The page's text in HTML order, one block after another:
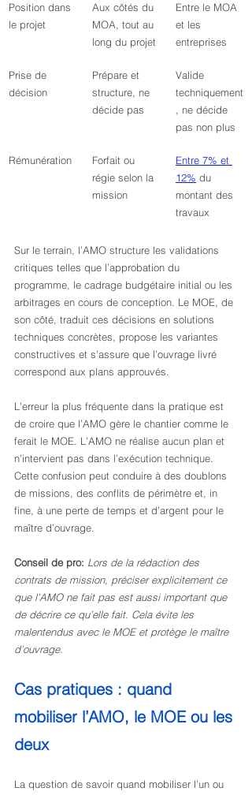
Position dans
le projet
Aux côtés du
MOA, tout au
long du projet
Entre le MOA
et les
entreprises
Prise de
décision
Prépare et
structure, ne
décide pas
Valide
techniquement
, ne décide
pas non plus
Rémunération
Forfait ou
régie selon la
mission
Entre 7% et
12% du
montant des
travaux
Sur le terrain, l’AMO structure les validations
critiques telles que l’approbation du
programme, le cadrage budgétaire initial ou les
arbitrages en cours de conception. Le MOE, de
son côté, traduit ces décisions en solutions
techniques concrètes, propose les variantes
constructives et s’assure que l’ouvrage livré
correspond aux plans approuvés.
L’erreur la plus fréquente dans la pratique est
de croire que l’AMO gère le chantier comme le
ferait le MOE. L’AMO ne réalise aucun plan et
n’intervient pas dans l’exécution technique.
Cette confusion peut conduire à des doublons
de missions, des conflits de périmètre et, in
fine, à une perte de temps et d’argent pour le
maître d’ouvrage.
Conseil de pro: Lors de la rédaction des
contrats de mission, préciser explicitement ce
que l’AMO ne fait pas est aussi important que
de décrire ce qu’elle fait. Cela évite les
malentendus avec le MOE et protège le maître
d’ouvrage.
Cas pratiques : quand
mobiliser l’AMO, le MOE ou les
deux
La question de savoir quand mobiliser l’un ou